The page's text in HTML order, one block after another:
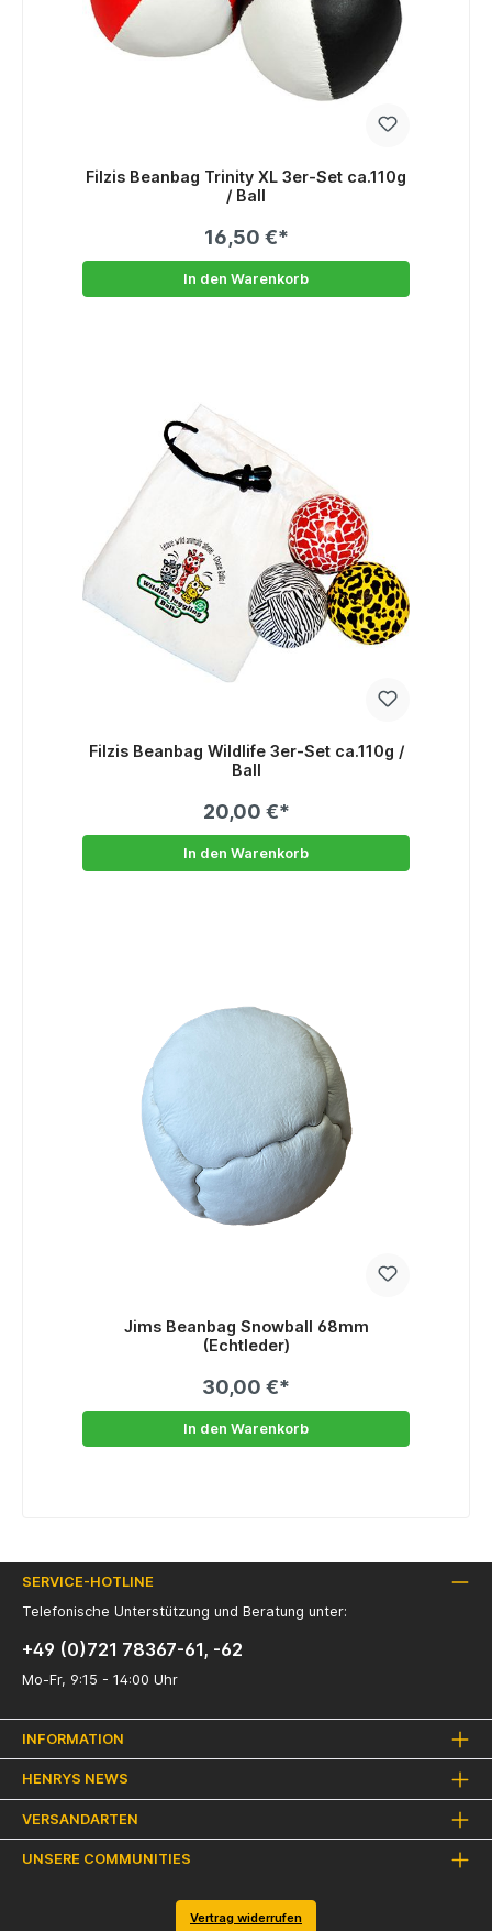
Filzis Beanbag Trinity XL 3er-Set ca.110g
/ Ball
16,50 €*
In den Warenkorb
Filzis Beanbag Wildlife 3er-Set ca.110g /
Ball
20,00 €*
In den Warenkorb
Jims Beanbag Snowball 68mm
(Echtleder)
30,00 €*
In den Warenkorb
SERVICE-HOTLINE
Telefonische Unterstützung und Beratung unter:
+49 (0)721 78367-61, -62
Mo-Fr, 9:15 - 14:00 Uhr
INFORMATION
HENRYS NEWS
VERSANDARTEN
UNSERE COMMUNITIES
Vertrag widerrufen